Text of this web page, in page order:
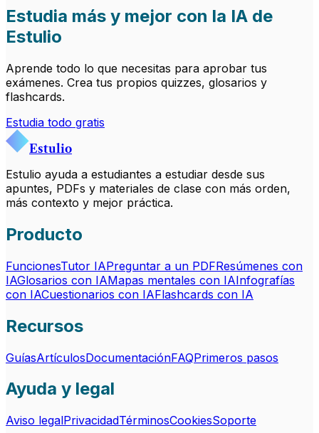
Estudia más y mejor con la IA de
Estulio
Aprende todo lo que necesitas para aprobar tus
exámenes. Crea tus propios quizzes, glosarios y
flashcards.
Estudia todo gratis
Estulio
Estulio ayuda a estudiantes a estudiar desde sus
apuntes, PDFs y materiales de clase con más orden,
más contexto y mejor práctica.
Producto
FuncionesTutor IAPreguntar a un PDFResúmenes con
IAGlosarios con IAMapas mentales con IAInfografías
con IACuestionarios con IAFlashcards con IA
Recursos
GuíasArtículosDocumentaciónFAQPrimeros pasos
Ayuda y legal
Aviso legalPrivacidadTérminosCookiesSoporte